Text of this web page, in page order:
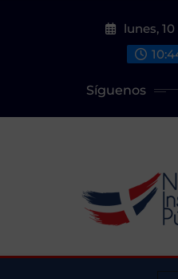
lunes,
Síguenos